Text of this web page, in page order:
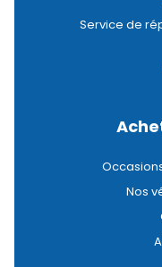
Service de
Nos